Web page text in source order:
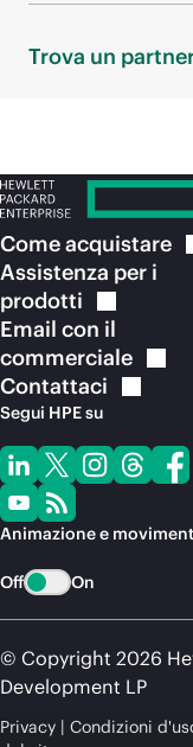
Trova un
Comeacquistare
Assistenza per i
prodotti
Email con il
commerciale
Contattaci
Segui HPE su
Animazione e
Off On
© Copyright 2026
Development LP
Privacy Condizioni